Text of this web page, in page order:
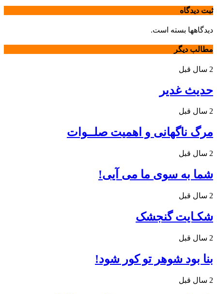
ثبت دیدگاه
دیدگاهها بسته است.
مطالب دیگر
2 سال قبل
حدیث غدیر
2 سال قبل
مرگ ناگهانی و اهمیت صلــوات
2 سال قبل
شما به سوی ما می آیی!
2 سال قبل
شکـایت گنجشک
2 سال قبل
بنا بود شوهر تو کور شود!
2 سال قبل